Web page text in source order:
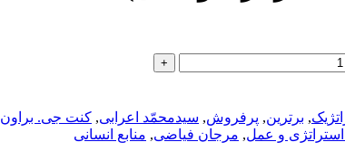
, برترین, پرفروش, سیدمحمّد اعرابی, کنت جی. براون
استراتژی و عمل, مرجان فیاضی, منابع انسانی